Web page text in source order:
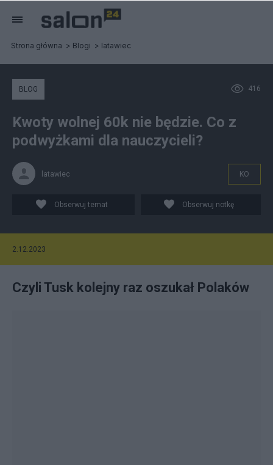
Strona główna Blogi latawiec
416
BLOG
Kwoty wolnej 60k nie będzie. Co z
podwyżkami dla nauczycieli?
latawiec KO
Obserwuj temat Obserwuj notkę
2.12.2023
Czyli Tusk kolejny raz oszukał Polaków